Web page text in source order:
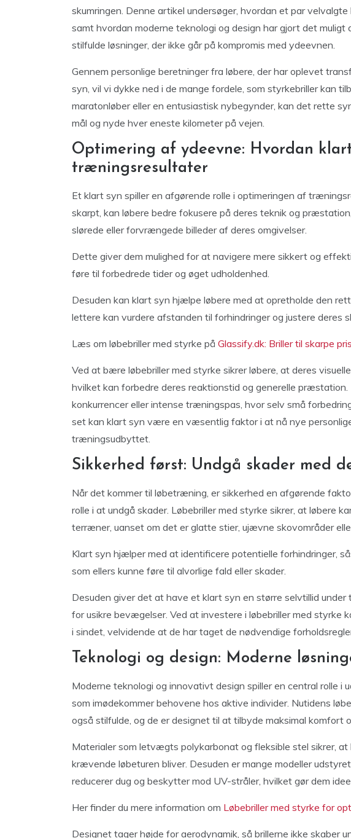
skumringen. Denne artikel undersøger, hvordan et par
samt hvordan moderne teknologi og design har gjort det
stilfulde løsninger, der ikke går på kompromis med ydeevnen.
Gennem personlige beretninger fra løbere, der har oplevet
syn, vil vi dykke ned i de mange fordele, som styrkebriller kan
maratonløber eller en entusiastisk nybegynder, kan det rette
mål og nyde hver eneste kilometer på vejen.
Optimering af ydeevne: Hvordan
træningsresultater
Et klart syn spiller en afgørende rolle i optimeringen af
skarpt, kan løbere bedre fokusere på deres teknik og
slørede eller forvrængede billeder af deres omgivelser.
Dette giver dem mulighed for at navigere mere sikkert og
føre til forbedrede tider og øget udholdenhed.
Desuden kan klart syn hjælpe løbere med at opretholde den
lettere kan vurdere afstanden til forhindringer og justere deres
Læs om løbebriller med styrke på Glassify.dk: Briller til skarpe
Ved at bære løbebriller med styrke sikrer løbere, at deres
hvilket kan forbedre deres reaktionstid og generelle
konkurrencer eller intense træningspas, hvor selv små
set kan klart syn være en væsentlig faktor i at nå nye
træningsudbyttet.
Sikkerhed først: Undgå skader med
Når det kommer til løbetræning, er sikkerhed en afgørende
rolle i at undgå skader. Løbebriller med styrke sikrer, at løbere
terræner, uanset om det er glatte stier, ujævne skovområder
Klart syn hjælper med at identificere potentielle forhindringer,
som ellers kunne føre til alvorlige fald eller skader.
Desuden giver det at have et klart syn en større selvtillid
for usikre bevægelser. Ved at investere i løbebriller med styrke
i sindet, velvidende at de har taget de nødvendige
Teknologi og design: Moderne
Moderne teknologi og innovativt design spiller en central rolle i
som imødekommer behovene hos aktive individer. Nutidens
også stilfulde, og de er designet til at tilbyde maksimal komfort
Materialer som letvægts polykarbonat og fleksible stel sikrer,
krævende løbeturen bliver. Desuden er mange modeller
reducerer dug og beskytter mod UV-stråler, hvilket gør dem
Her finder du mere information om Løbebriller med styrke for
Designet tager højde for aerodynamik, så brillerne ikke skaber